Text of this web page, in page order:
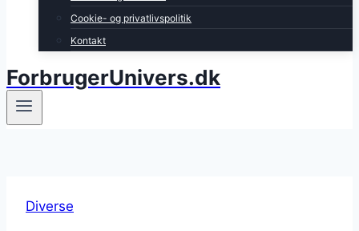
Cookie- og privatlivspolitik
Kontakt
ForbrugerUnivers.dk
Diverse